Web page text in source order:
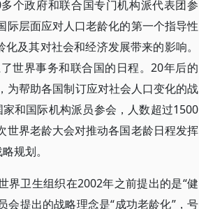
个政府和联合国专门机构派代表团参
层面应对人口老龄化的第一个指导性
及其对社会和经济发展带来的影响。
世界事务和联合国的日程。20年后的
为帮助各国制订应对社会人口变化的战
和国际机构派员参会，人数超过1500
世界老龄大会对推动各国老龄日程发挥
规划。
界卫生组织在2002年之前提出的是“健
会提出的战略理念是“成功老龄化”，号